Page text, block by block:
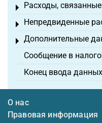
Расходы,
Toggle menu
Непредвиденные
Toggle menu
Дополнительные
Toggle menu
Сообщение в
Конец ввода данных
О нас
Правовая информация